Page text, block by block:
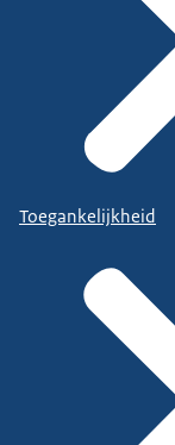
Toegankelijkheid